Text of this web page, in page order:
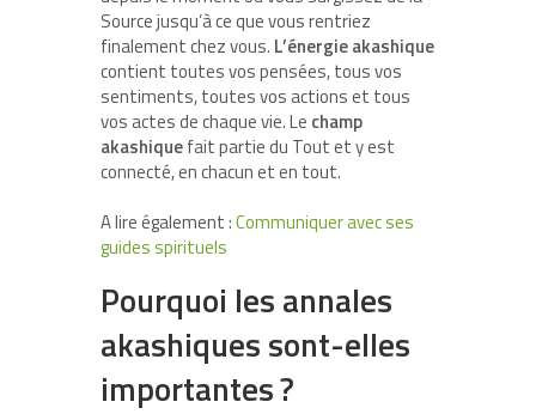
Source jusqu’à ce que vous rentriez
finalement chez vous. L’énergie akashique
contient toutes vos pensées, tous vos
sentiments, toutes vos actions et tous
vos actes de chaque vie. Le champ
akashiquefait partie du Tout et y est
connecté, en chacun et en tout.
A lire également :Communiquer avec ses
guides spirituels
Pourquoi les annales
akashiques sont-elles
importantes ?